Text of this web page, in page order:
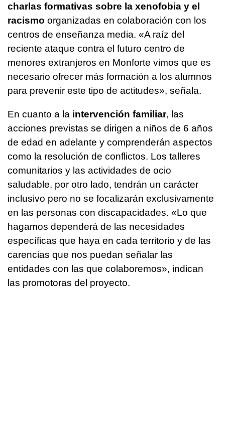
charlas formativas sobre la xenofobia y el
racismo organizadas en colaboración con los
centros de enseñanza media. «A raíz del
reciente ataque contra el futuro centro de
menores extranjeros en Monforte vimos que es
necesario ofrecer más formación a los alumnos
para prevenir este tipo de actitudes», señala.
En cuanto a la intervención familiar, las
acciones previstas se dirigen a niños de 6 años
de edad en adelante y comprenderán aspectos
como la resolución de conflictos. Los talleres
comunitarios y las actividades de ocio
saludable, por otro lado, tendrán un carácter
inclusivo pero no se focalizarán exclusivamente
en las personas con discapacidades. «Lo que
hagamos dependerá de las necesidades
específicas que haya en cada territorio y de las
carencias que nos puedan señalar las
entidades con las que colaboremos», indican
las promotoras del proyecto.